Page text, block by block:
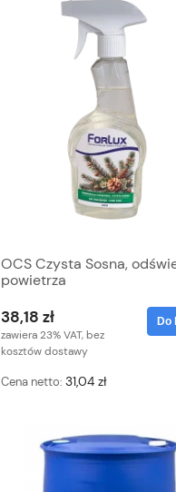
OCS Czysta Sosna,
powietrza
38,18 zł
zawiera 23% VAT, bez
kosztów dostawy
Cena netto: 31,04 zł
Do